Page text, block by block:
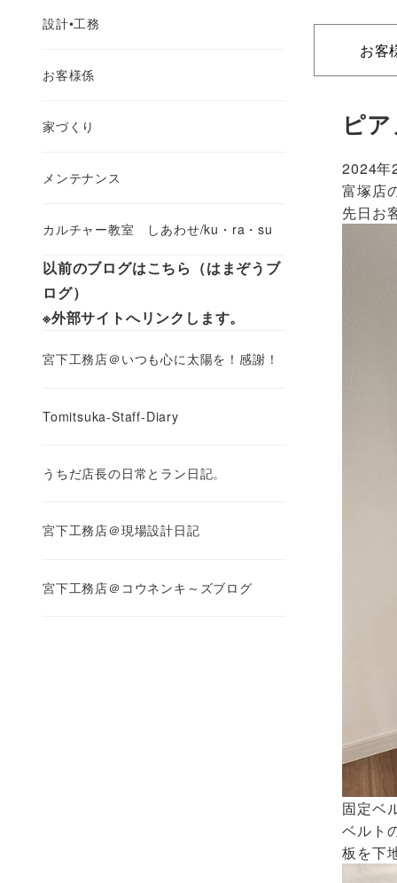
お客
ピ
2024年
富塚店
先日お
固定ベ
ベルト
板を下
設計•工務
お客様係
家づくり
メンテナンス
カルチャー教室 しあわせ/ku・ra・su
以前のブログはこちら（はまぞうブ
ログ）
※外部サイトへリンクします。
宮下工務店＠いつも心に太陽を！感謝！
Tomitsuka-Staff-Diary
うちだ店長の日常とラン日記。
宮下工務店＠現場設計日記
宮下工務店＠コウネンキ～ズブログ